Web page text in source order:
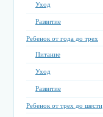
Уход
Развитие
Ребенок от года до трех
Питание
Уход
Развитие
Ребенок от трех до шести